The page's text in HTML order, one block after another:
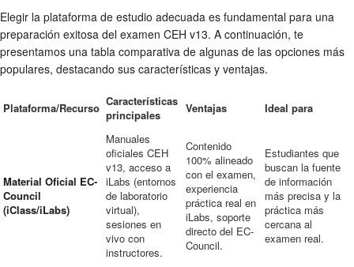
Elegir la plataforma de estudio adecuada es fundamental para una
preparación exitosa del examen CEH v13. A continuación, te
presentamos una tabla comparativa de algunas de las opciones más
populares, destacando sus características y ventajas.
Plataforma/Recurso Características
principales
Ventajas Ideal para
Material Oficial EC-
Council
(iClass/iLabs)
Manuales
oficiales CEH
v13, acceso a
iLabs (entornos
de laboratorio
virtual),
sesiones en
vivo con
instructores.
Contenido
100% alineado
con el examen,
experiencia
práctica real en
iLabs, soporte
directo del EC-
Council.
Estudiantes que
buscan la fuente
de información
más precisa y la
práctica más
cercana al
examen real.